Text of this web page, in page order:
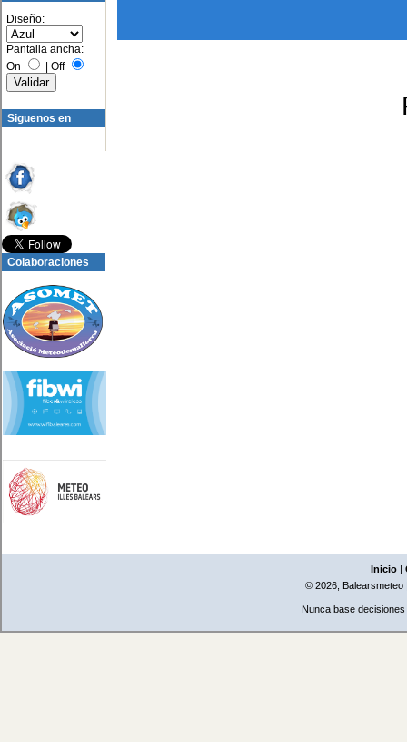
Diseño:
Pantalla ancha:
On
| Off
Siguenos en
Colaboraciones
Inicio|
© 2026, Balearsmeteo
Nunca base